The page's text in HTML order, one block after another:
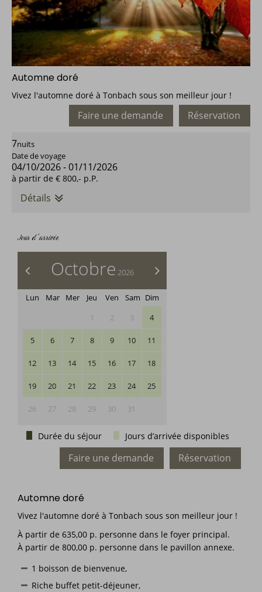
Automne doré
Vivez l'automne doré à Tonbach sous son meilleur jour !
Réservation
Faire une demande
7nuits
Date de voyage
04/10/2026-01/11/2026
à partir de € 800,- p.P.
Détails
Jour d’arrivée
>
Octobre 2026
Lun Mar Mer Jeu Ven Sam Dim
1
2 3 4
5 6 7 8 9 10 11
12 13 14 15 16 17 18
19 20 21 22 23 24 25
26 27 28 29 30 31
Durée du séjour Jours d’arrivée disponibles
Réservation
Faire une demande
Automne doré
Vivez l'automne doré à Tonbach sous son meilleur jour !
À partir de 635,00 p. personne dans le foyer principal.
À partir de 800,00 p. personne dans le pavillon annexe.
1 boisson de bienvenue,
Riche buffet petit-déjeuner,